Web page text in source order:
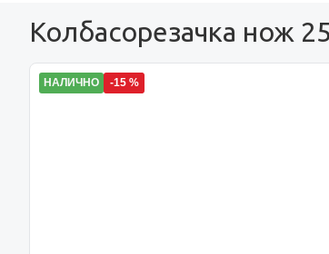
Колбасорезачка нож
НАЛИЧНО -15 %